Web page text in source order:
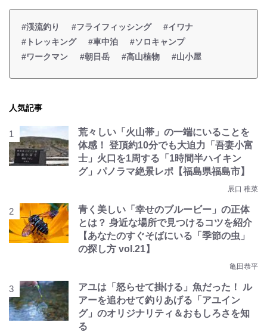
#渓流釣り #フライフィッシング
#イワナ
#トレッキング
#車中泊
#ソロキャンプ
#ワークマン
#朝日岳 #高山植物 #山小屋
人気記事
荒々しい「火山帯」の一端にいることを
体感！ 登頂約10分でも大迫力「吾妻小富
士」火口を1周する「1時間半ハイキン
グ」パノラマ絶景レポ【福島県福島市】
辰口 稚菜
青く美しい「幸せのブルービー」の正体
とは？ 身近な場所で見つけるコツを紹介
【あなたのすぐそばにいる「季節の虫」
の探し方 vol.21】
亀田恭平
アユは「怒らせて掛ける」魚だった！ ル
アーを追わせて釣りあげる「アユイン
グ」のオリジナリティ＆おもしろさを知
る